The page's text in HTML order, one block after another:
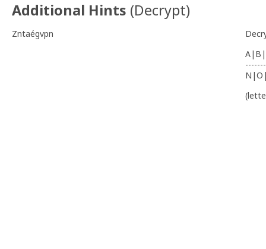
Additional Hints (Decrypt)
Zntaégvpn